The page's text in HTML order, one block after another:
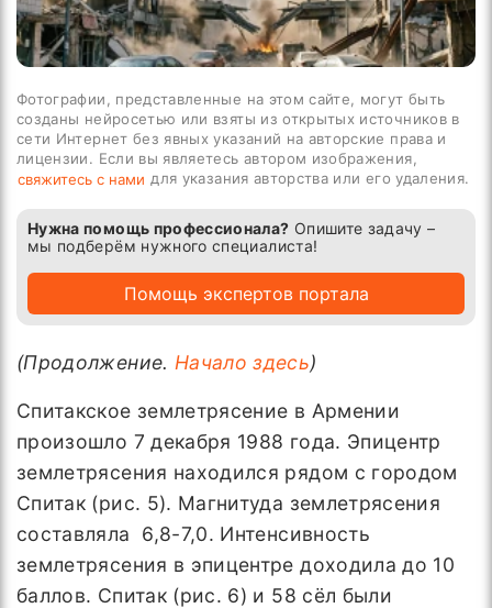
Фотографии, представленные на этом сайте, могут быть
созданы нейросетью или взяты из открытых источников в
сети Интернет без явных указаний на авторские права и
лицензии. Если вы являетесь автором изображения,
свяжитесь с нами для указания авторства или его удаления.
Нужна помощь профессионала? Опишите задачу –
мы подберём нужного специалиста!
Помощь экспертов портала
(Продолжение. Начало здесь)
Спитакское землетрясение в Армении
произошло 7 декабря 1988 года. Эпицентр
землетрясения находился рядом с городом
Спитак (рис. 5). Магнитуда землетрясения
составляла 6,8-7,0. Интенсивность
землетрясения в эпицентре доходила до 10
баллов. Спитак (рис. 6) и 58 сёл были